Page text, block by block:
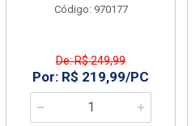
Código: 970177
De: R$ 249,99
Por: R$ 219,99/PC